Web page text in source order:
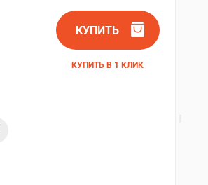
КУПИТЬ
КУПИТЬ В 1 КЛИК